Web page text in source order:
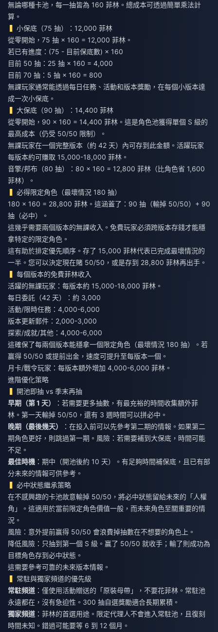
無論哪種卡池，每一抽皆為 160 菲林。總成本可透過簡單乘法計
算。
小保底（75 抽）：12,000 菲林
從零開始，75 抽 × 160 = 12,000 菲林。
若已有進度：(75 - 目前保底數) × 160
目前 50 抽：25 抽 × 160 = 4,000
目前 70 抽：5 抽 × 160 = 800
無課玩家通常能透過每日任務、活動和版本獎勵，在每個小版本達
成一次小保底。
大保底（90 抽）：14,400 菲林
從零開始，90 × 160 = 14,400 菲林。這是角色池獲得單個 S 級的
最高成本（仍受 50/50 限制）。
無課玩家在一個完整版本（約 42 天）內可存到此金額。活躍玩家
每版本約可賺取 15,000-18,000 菲林。
音擎/邦布（80 抽）：80 × 160 = 12,800 菲林（比角色省 1,600
菲林）。
必得限定角色（最壞情況 180 抽）
180 × 160 = 28,800 菲林。這涵蓋了：90 抽（輸掉 50/50）+ 90
抽（必中）。
這幾乎需要兩個版本的無課收入。免費玩家必須跨版本存錢才能穩
拿特定的限定角色。
這有助於排定優先順序。存了 15,000 菲林代表已完成最壞情況的
一半。您可以決定現在賭 50/50，或是存到 28,800 菲林再出手。
每個版本的免費菲林收入
活躍的無課玩家：每版本約 15,000-18,000 菲林。
每日委託（42 天）：約 3,000
活動/限時任務：4,000-6,000
版本更新郵件：2,000-3,000
探索/成就/其他：4,000-6,000
這確保了每兩個版本能穩拿一個限定角色（最壞情況 180 抽）。若
贏得 50/50 或提前出金，速度可提升至每版本一個。
月卡/戰令玩家：每版本額外增加 4,000-6,000 菲林。
進階優化策略
開池即抽 vs 季末再抽
早期（第 1 天）
：若需要更多抽數，有最充裕的時間收集額外菲
林。第一天輸掉 50/50，還有 3 週時間可以拼必中。
晚期（最後幾天）
：在投入前可以先參考第二期的情報。如果第二
期角色更好，則跳過第一期。風險：若需要補到大保底，時間可能
不足。
最佳時機 ：期中（開池後約 10 天）。有足夠時間補保底，且已有部
分未來的情報可供參考。
必中狀態繼承策略
在不感興趣的卡池故意輸掉 50/50，將必中狀態留給未來的「人權
角」。這適用於當前限定角色價值一般，而未來角色至關重要的情
況。
風險：意外提前贏得 50/50 會浪費掉抽數在不想要的角色上。
降低風險：只抽到第一個 S 級。贏了 50/50 就收手；輸了則成功為
目標角色存到必中狀態。
這需要參考可靠的未來版本情報。
常駐與獨家頻道的優先級
常駐頻道 ：僅使用活動贈送的「原裝母帶」，不要花菲林。常駐池
永遠都在，沒有急迫性。300 抽自選獎勵適合長期累積。
獨家頻道 ：菲林的首選用途。限定代理人不會進入常駐池，且復刻
時間未知。錯過可能要等 6 到 12 個月。